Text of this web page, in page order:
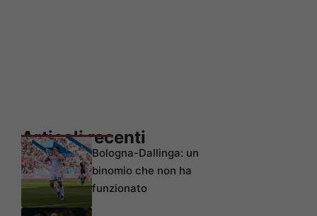
Articoli recenti
Bologna-Dallinga: un
binomio che non ha
funzionato